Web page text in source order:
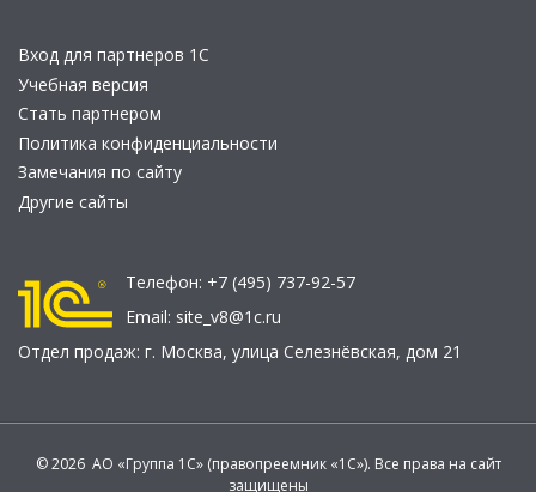
Вход для партнеров 1С
Учебная версия
Стать партнером
Политика конфиденциальности
Замечания по сайту
Другие сайты
Телефон: +7 (495) 737-92-57
Email: site_v8@1c.ru
Отдел продаж: г. Москва, улица Селезнёвская, дом 21
© 2026 АО «Группа 1С» (правопреемник «1С»). Все права на сайт
защищены